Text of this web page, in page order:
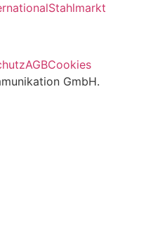
Stahlmarkt
AGBCookies
GmbH.